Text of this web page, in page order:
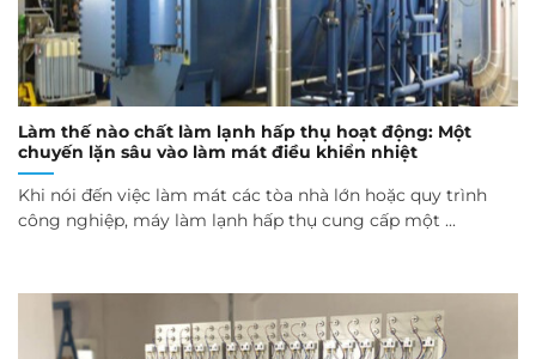
Làm thế nào chất làm lạnh hấp thụ hoạt động: Một
chuyến lặn sâu vào làm mát điều khiển nhiệt
Khi nói đến việc làm mát các tòa nhà lớn hoặc quy trình
công nghiệp, máy làm lạnh hấp thụ cung cấp một ...